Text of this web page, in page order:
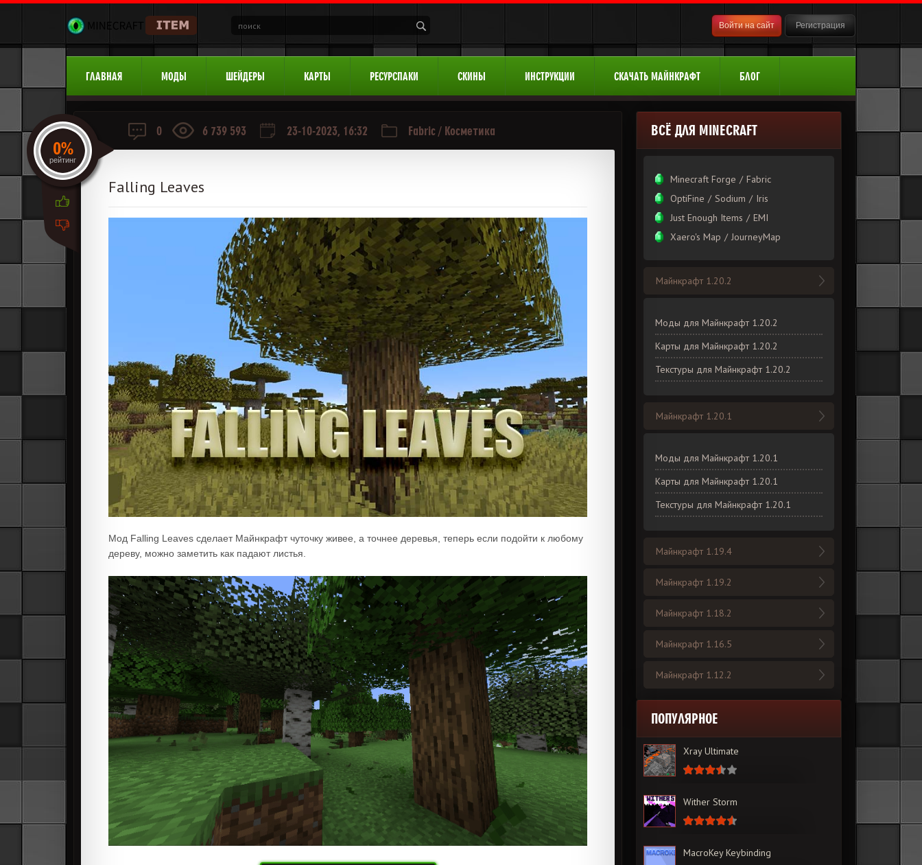
Войти на сайт Регистрация
ГЛАВНАЯ МОДЫ ШЕЙДЕРЫ КАРТЫ РЕСУРСПАКИ СКИНЫ ИНСТРУКЦИИ СКАЧАТЬ МАЙНКРАФТ БЛОГ
0 6 739 593 23-10-2023, 16:32 Fabric / Косметика
Falling Leaves
Мод Falling Leaves сделает Майнкрафт чуточку живее, а точнее деревья, теперь если подойти к любому
дереву, можно заметить как падают листья.
0%
рейтинг
ВСЁ ДЛЯ MINECRAFT
Minecraft Forge / Fabric
OptiFine / Sodium / Iris
Just Enough Items / EMI
Xаero's Mаp / JourneyMap
Майнкрафт 1.20.2
Моды для Майнкрафт 1.20.2
Карты для Майнкрафт 1.20.2
Текстуры для Майнкрафт 1.20.2
Майнкрафт 1.20.1
Моды для Майнкрафт 1.20.1
Карты для Майнкрафт 1.20.1
Текстуры для Майнкрафт 1.20.1
Майнкрафт 1.19.4
Майнкрафт 1.19.2
Майнкрафт 1.18.2
Майнкрафт 1.16.5
Майнкрафт 1.12.2
ПОПУЛЯРНОЕ
Xray Ultimate
Wither Storm
MacroKey Keybinding